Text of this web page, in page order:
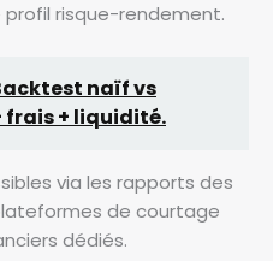
risque-rendement.
naïf vs
frais + liquidité.
via les rapports des
de courtage
dédiés.